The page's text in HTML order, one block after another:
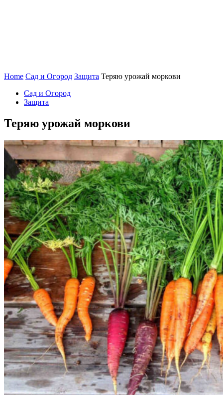
Home Сад и Огород Защита Теряю урожай моркови
Сад и Огород
Защита
Теряю урожай моркови